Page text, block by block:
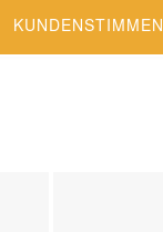
KUNDENSTIMMEN